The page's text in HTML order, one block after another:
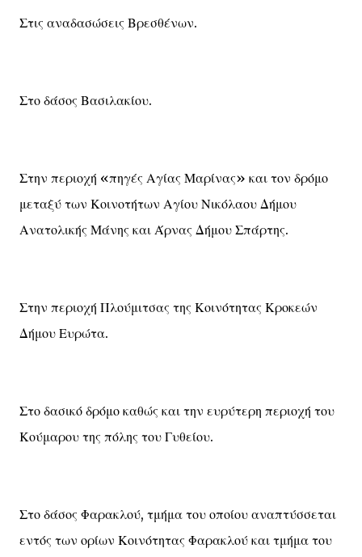
Στις αναδασώσεις Βρεσθένων.
Στο δάσος Βασιλακίου.
Στην περιοχή «πηγές Αγίας Μαρίνας» και τον δρόμο
μεταξύ των Κοινοτήτων Αγίου Νικόλαου Δήμου
Ανατολικής Μάνης και Άρνας Δήμου Σπάρτης.
Στην περιοχή Πλούμιτσας της Κοινότητας Κροκεών
Δήμου Ευρώτα.
Στο δασικό δρόμο καθώς και την ευρύτερη περιοχή του
Κούμαρου της πόλης του Γυθείου.
Στο δάσος Φαρακλού, τμήμα του οποίου αναπτύσσεται
εντός των ορίων Κοινότητας Φαρακλού και τμήμα του